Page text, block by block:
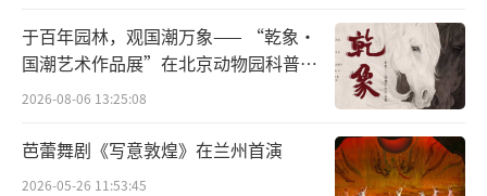
响。
误区之二，是重视孩子们艺术技能的培养
与提升，而忽视了对孩子们审美情趣、鉴赏能
力和共情能力等感情素养的培育与锤炼。
于百年园林，观国潮万象—— “乾象·
国潮艺术作品展”在北京动物园科普馆
机动展厅开展
2026-08-06 13:25:08
芭蕾舞剧《写意敦煌》在兰州首演
2026-05-26 11:53:45